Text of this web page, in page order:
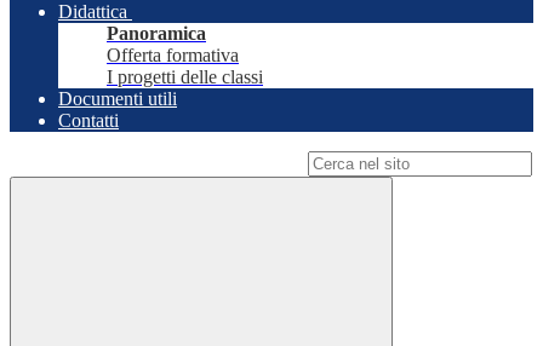
Didattica
Panoramica
Offerta formativa
I progetti delle classi
Documenti utili
Contatti